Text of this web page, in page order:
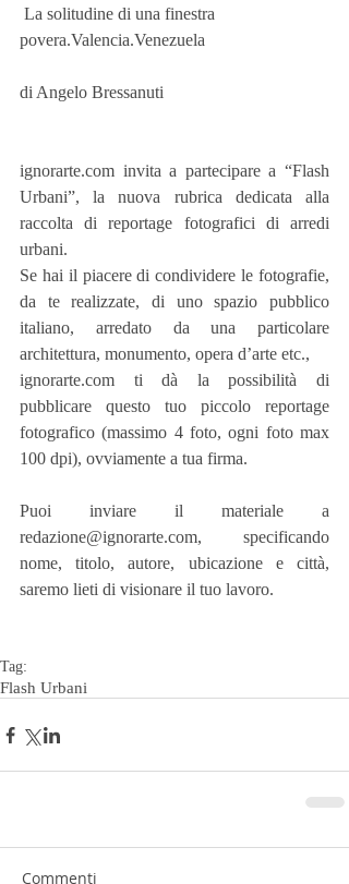
povera.Valencia.Venezuela
di Angelo Bressanuti
ignorarte.com invita a partecipare a “Flash
Urbani”, la nuova rubrica dedicata alla
raccolta di reportage fotografici di arredi
urbani.
Se hai il piacere di condividere le fotografie,
da te realizzate, di uno spazio pubblico
italiano, arredato da una particolare
architettura, monumento, opera d’arte etc.,
ignorarte.com ti dà la possibilità di
pubblicare questo tuo piccolo reportage
fotografico (massimo 4 foto, ogni foto max
100 dpi), ovviamente a tua firma.
Puoi inviare il materiale a
redazione@ignorarte.com, specificando
nome, titolo, autore, ubicazione e città,
saremo lieti di visionare il tuo lavoro.
Tag:
Flash Urbani
Commenti